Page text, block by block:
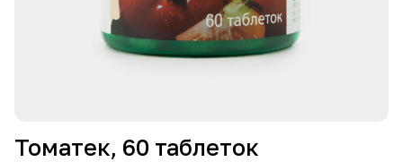
Томатек, 60 таблеток